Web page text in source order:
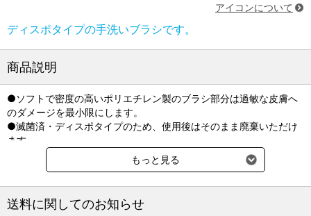
アイコンについて
ディスポタイプの手洗いブラシです。
商品説明
●ソフトで密度の高いポリエチレン製のブラシ部分は過敏な皮膚へ
のダメージを最小限にします。
●滅菌済・ディスポタイプのため、使用後はそのまま廃棄いただけ
ます。
※1個あたり¥87.5(税別)
材質：PE（ポリエチレン）
γ線滅菌済（個包装）
もっと見る
送料に関してのお知らせ